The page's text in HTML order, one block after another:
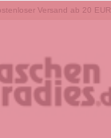
Versand ab 20 EUR